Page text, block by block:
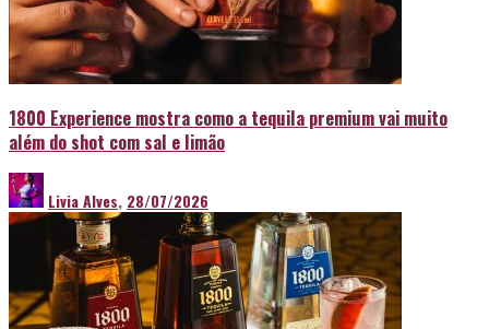
1800 Experience mostra como a tequila premium vai muito
além do shot com sal e limão
Livia Alves, 28/07/2026